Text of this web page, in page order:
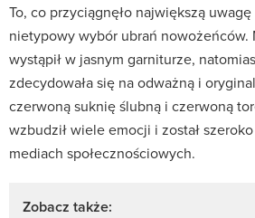
To, co przyciągnęło największą
nietypowy wybór ubrań nowożeńców.
wystąpił w jasnym garniturze,
zdecydowała się na odważną i
czerwoną suknię ślubną i czerwoną
wzbudził wiele emocji i został
mediach społecznościowych.
Zobacz także: